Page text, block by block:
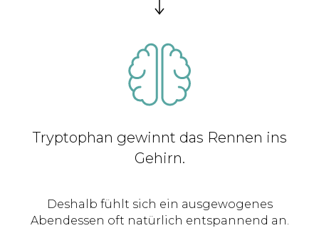
Tryptophan gewinnt das Rennen ins
Gehirn.
Deshalb fühlt sich ein ausgewogenes
Abendessen oft natürlich entspannend an.